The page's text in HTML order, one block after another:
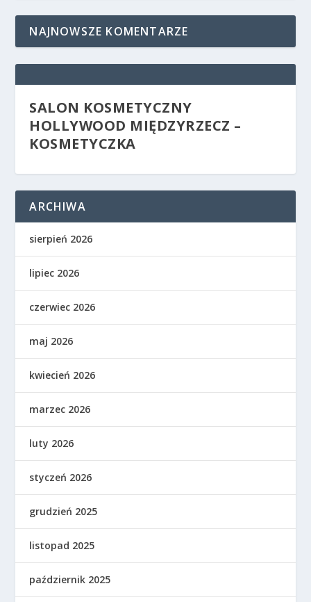
NAJNOWSZE KOMENTARZE
SALON KOSMETYCZNY
HOLLYWOOD MIĘDZYRZECZ –
KOSMETYCZKA
ARCHIWA
sierpień 2026
lipiec 2026
czerwiec 2026
maj 2026
kwiecień 2026
marzec 2026
luty 2026
styczeń 2026
grudzień 2025
listopad 2025
październik 2025